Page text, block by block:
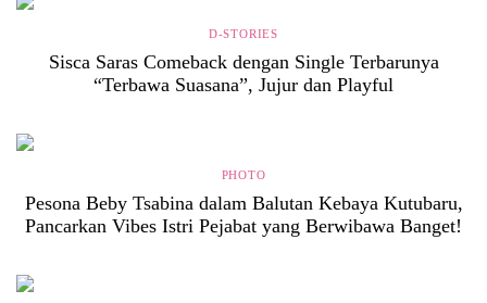
D-STORIES
Sisca Saras Comeback dengan Single Terbarunya
“Terbawa Suasana”, Jujur dan Playful
PHOTO
Pesona Beby Tsabina dalam Balutan Kebaya Kutubaru,
Pancarkan Vibes Istri Pejabat yang Berwibawa Banget!